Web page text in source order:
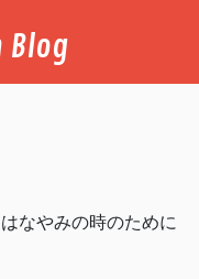
Blog
なやみの時のために